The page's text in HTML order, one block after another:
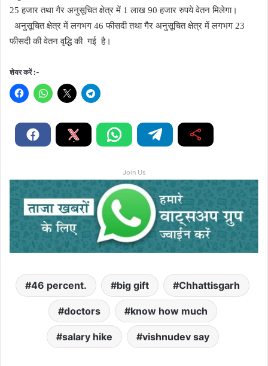
25 हजार तथा गैर अनुसूचित क्षेत्र में 1 लाख 90 हजार रुपये वेतनमिलेगा।
अनुसूचित क्षेत्र में लगभग 46 फीसदी तथा गैर अनुसूचित क्षेत्र में लगभग 23
फीसदी की वेतन वृद्धि की गई है।
शेयर करें :-
Join Us
46 percent. big gift Chhattisgarh
doctors know how much
salary hike vishnudev say